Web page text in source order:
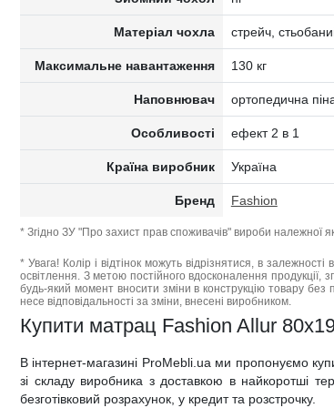
Матеріал чохла стрейч,
Максимальне навантаження 130 кг
Наповнювач ортопедична
Особливості ефект 2 в 1
Країна виробник Україна
Бренд Fashion
* Згідно ЗУ "Про захист прав споживачів" вироби належної
* Увага! Колір і відтінок можуть відрізнятися, в
освітлення. З метою постійного вдосконалення
будь-який момент вносити зміни в конструкцію товару
несе відповідальності за зміни, внесені виробником.
Купити матрац Fashion Allur
В інтернет-магазині ProMebli.ua ми пропонуємо
зі складу виробника з доставкою в найкоротші
безготівковий розрахунок, у кредит та розстрочку.